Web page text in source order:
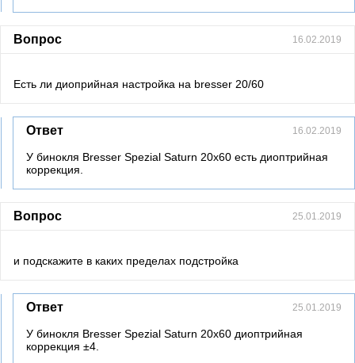
Вопрос 16.02.2019
Есть ли диоприйная настройка на bresser 20/60
Ответ 16.02.2019
У бинокля Bresser Spezial Saturn 20x60 есть диоптрийная
коррекция.
Вопрос 25.01.2019
и подскажите в каких пределах подстройка
Ответ 25.01.2019
У бинокля Bresser Spezial Saturn 20x60 диоптрийная
коррекция ±4.